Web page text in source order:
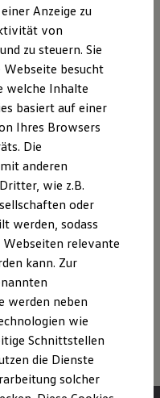
AU
Fahrzeuge und
Details vom aktuellen
Abgebildet sind
Fahrzeuge gegen
für eine
Modelle und Ausstattungen.
Emissionswerte beziehen
und sind nicht Bestandteil
Vergleichszwecken
(Anbauteile, Reifenformat
wiez. B.Gewicht,
verändern und neben
sowie dem
den
und die
beeinflussen.
Anzeige zu
von
zu steuern. Sie
Webseite besucht
welche Inhalte
basiert auf einer
Ihres Browsers
Die
anderen
wie z.B.
oder
werden, sodass
Webseiten relevante
kann. Zur
werden neben
wie
Schnittstellen
die Dienste
solcher